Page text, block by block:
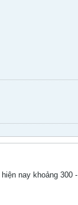
nay khoảng 300